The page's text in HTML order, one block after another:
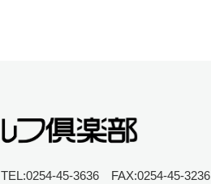
45-3636 FAX:0254-45-3236